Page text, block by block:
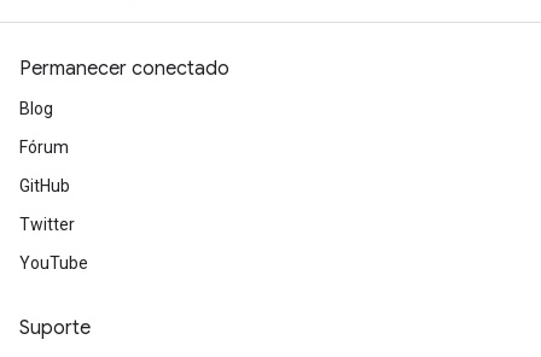
Permanecer conectado
Blog
Fórum
GitHub
Twitter
YouTube
Suporte